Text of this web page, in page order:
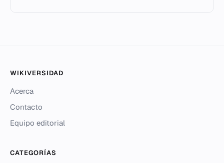
WIKIVERSIDAD
Acerca
Contacto
Equipo editorial
CATEGORÍAS